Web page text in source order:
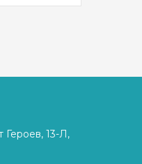
22x13 см
Героев, 13-Л,